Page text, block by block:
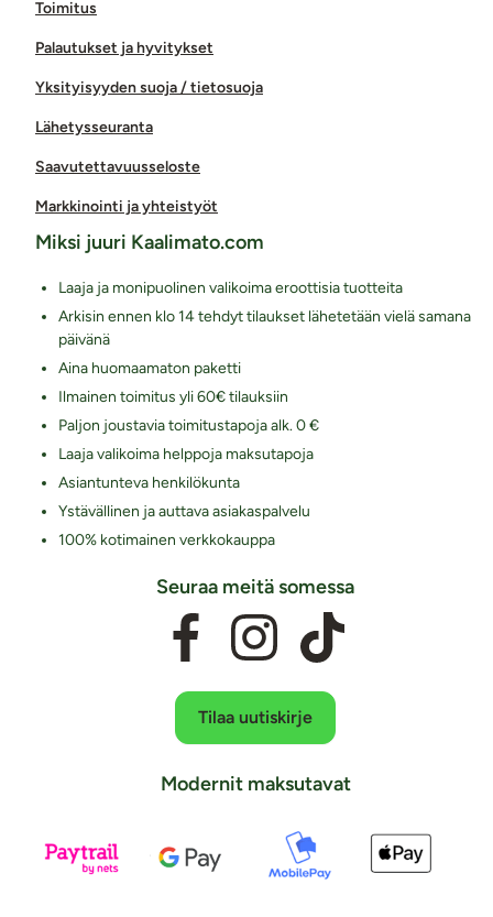
Toimitus
Palautukset ja hyvitykset
Yksityisyyden suoja / tietosuoja
Lähetysseuranta
Saavutettavuusseloste
Markkinointi ja yhteistyöt
Miksi juuri Kaalimato.com
Laaja ja monipuolinen valikoima eroottisia tuotteita
Arkisin ennen klo 14 tehdyt tilaukset lähetetään vielä samana
päivänä
Aina huomaamaton paketti
Ilmainen toimitus yli 60€ tilauksiin
Paljon joustavia toimitustapoja alk. 0 €
Laaja valikoima helppoja maksutapoja
Asiantunteva henkilökunta
Ystävällinen ja auttava asiakaspalvelu
100% kotimainen verkkokauppa
Seuraa meitä somessa
Tilaa uutiskirje
Modernit maksutavat